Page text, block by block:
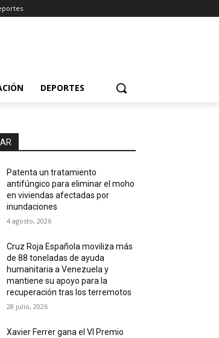
DEPORTES
Patenta un tratamiento
antifúngico para eliminar el moho
en viviendas afectadas por
inundaciones
4 agosto, 2026
Cruz Roja Española moviliza más
de 88 toneladas de ayuda
humanitaria a Venezuela y
mantiene su apoyo para la
recuperación tras los terremotos
28 julio, 2026
Xavier Ferrer gana el VI Premio